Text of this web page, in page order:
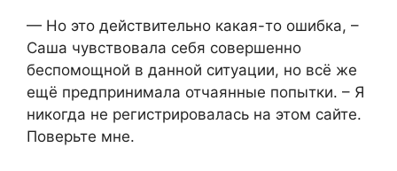
— Но это действительно какая-то ошибка, –
Саша чувствовала себя совершенно
беспомощной в данной ситуации, но всё же
ещё предпринимала отчаянные попытки. – Я
никогда не регистрировалась на этом сайте.
Поверьте мне.